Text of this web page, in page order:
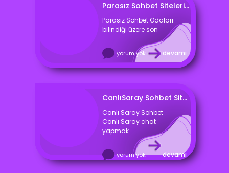
Parasız Sohbet Siteleri Parasız Chat Odaları
Parasız Sohbet Odaları
bilindiği üzere son
yorum yok devamı
CanlıSaray Sohbet Siteleri Canlı Saray Chat Odaları
Canlı Saray Sohbet
Canlı Saray chat
yapmak
yorum yok devamı